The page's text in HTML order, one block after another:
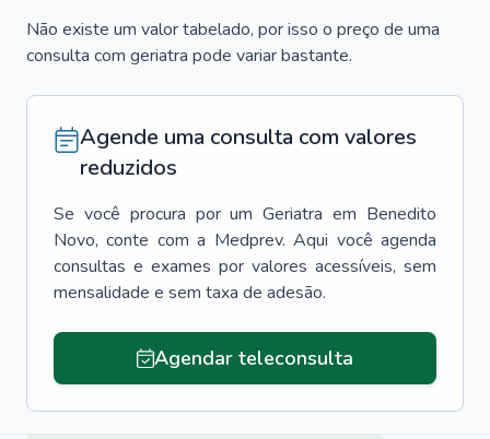
Não existe um valor tabelado, por isso o preço de uma
consulta com geriatra pode variar bastante.
Agende uma consulta com valores
reduzidos
Se você procura por um Geriatra em Benedito
Novo, conte com a Medprev. Aqui você agenda
consultas e exames por valores acessíveis, sem
mensalidade e sem taxa de adesão.
Agendar teleconsulta